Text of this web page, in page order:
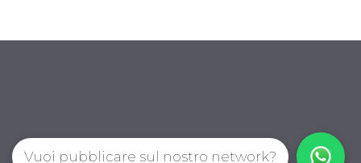
Vuoi pubblicare sul nostro network?